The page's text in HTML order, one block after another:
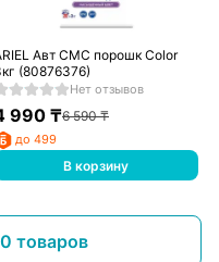
Авт СМС порошк Color
(80876376)
Нет отзывов
990 ₸6 590₸
до 499
В корзину
товаров